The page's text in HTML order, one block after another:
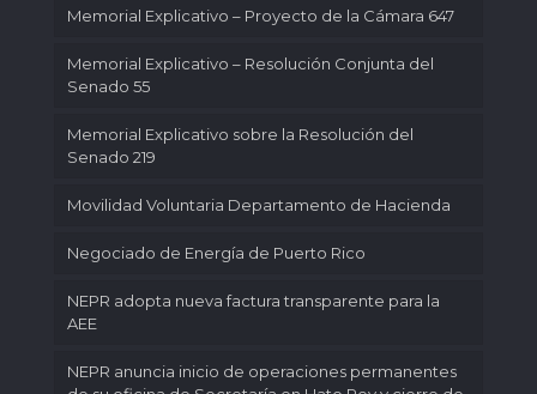
Memorial Explicativo – Proyecto de la Cámara 647
Memorial Explicativo – Resolución Conjunta del
Senado 55
Memorial Explicativo sobre la Resolución del
Senado 219
Movilidad Voluntaria Departamento de Hacienda
Negociado de Energía de Puerto Rico
NEPR adopta nueva factura transparente para la
AEE
NEPR anuncia inicio de operaciones permanentes